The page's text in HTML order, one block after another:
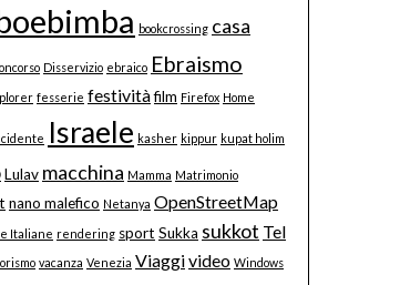
bookcrossing casa
Disservizio ebraico Ebraismo
fesserie festivitàfilm Firefox Home
Israele kasher kippur kupat holim
Lulav macchina Mamma Matrimonio
nano malefico Netanya OpenStreetMap
Italiane rendering sport Sukka sukkot Tel
vacanza Venezia Viaggivideo Windows